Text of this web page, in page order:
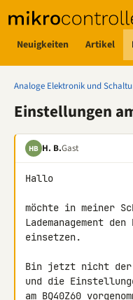
Neuigkeiten Artikel
Analoge Elektronik und
Einstellungen
HB H. B.Gast
Hallo
möchte in meiner
Lademanagement
einsetzen.
Bin jetzt nicht der
und die
am BQ40Z60